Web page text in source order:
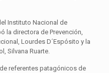
Instituto Nacional de
la directora de Prevención,
Lourdes D´Espósito y la
Silvana Ruarte.
referentes patagónicos de